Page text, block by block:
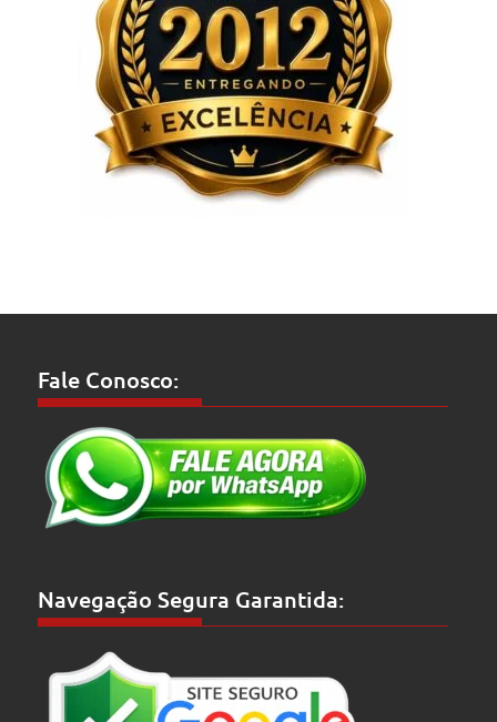
Fale Conosco:
Navegação Segura Garantida: